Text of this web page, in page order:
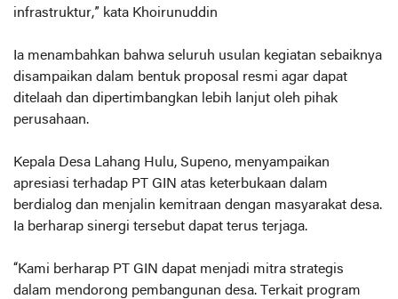
infrastruktur,” kata Khoirunuddin
Ia menambahkan bahwa seluruh usulan kegiatan sebaiknya
disampaikan dalam bentuk proposal resmi agar dapat
ditelaah dan dipertimbangkan lebih lanjut oleh pihak
perusahaan.
Kepala Desa Lahang Hulu, Supeno, menyampaikan
apresiasi terhadap PT GIN atas keterbukaan dalam
berdialog dan menjalin kemitraan dengan masyarakat desa.
Ia berharap sinergi tersebut dapat terus terjaga.
“Kami berharap PT GIN dapat menjadi mitra strategis
dalam mendorong pembangunan desa. Terkait program